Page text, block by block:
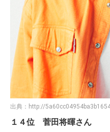
出典： http://
１４位 菅田将暉さん